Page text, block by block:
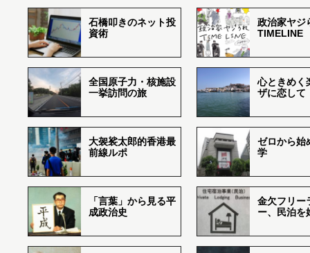
石橋叩きのネット投
資術
政治家ヤジ
TIMELINE
全国原子力・核施設
一挙訪問の旅
心ときめく
ザに恋して
大袈裟太郎的香港最
前線ルポ
ゼロから始
学
「言葉」から見る平
成政治史
金欠フリー
ー、民泊を